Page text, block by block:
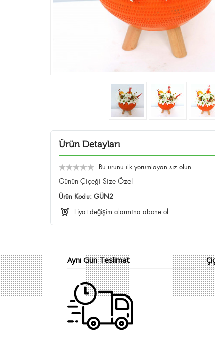
Ürün Detayları
Bu ürünü ilk yorumlayan siz olun
Günün Çiçeği Size Özel
Ürün Kodu:GÜN2
Fiyat değişim alarmına abone ol
Aynı Gün Teslimat